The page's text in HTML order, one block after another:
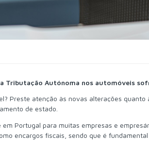
a Tributação Autónoma nos automóveis
Preste atenção às novas alterações quanto
de estado.
Portugal para muitas empresas e
encargos fiscais, sendo que é